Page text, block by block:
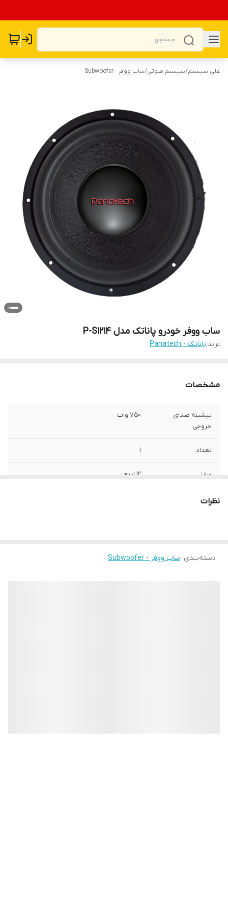
علی سیستم/سیستم صوتی/ساب ووفر - Subwoofer
ساب ووفر خودرو پاناتک مدل P-S1214
برند:پاناتک - Panatech
مشخصات
بیشینه صدای
خروجی
750 وات
تعداد 1
سایز 12 اینچ
عمق نصبنظرات
دسته‌بندی: ساب ووفر - Subwoofer